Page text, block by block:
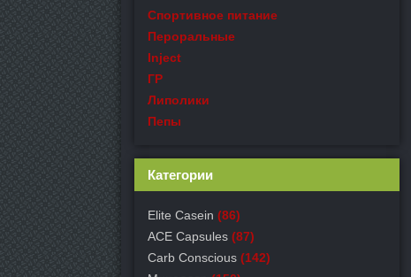
Спортивное питание
Пероральные
Inject
ГР
Липолики
Пепы
Категории
Elite Casein (86)
ACE Capsules (87)
Carb Conscious (142)